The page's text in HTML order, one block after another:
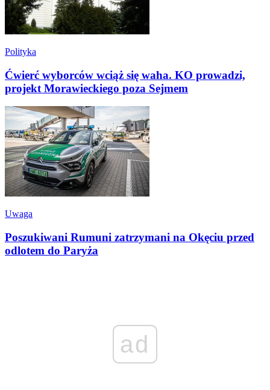
Polityka
Ćwierć wyborców wciąż się waha. KO prowadzi,
projekt Morawieckiego poza Sejmem
Uwaga
Poszukiwani Rumuni zatrzymani na Okęciu przed
odlotem do Paryża
ad